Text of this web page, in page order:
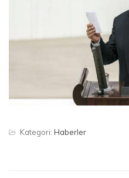
Kategori: Haberler